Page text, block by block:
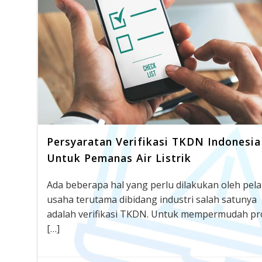
Persyaratan Verifikasi TKDN Indonesia
Untuk Pemanas Air Listrik
Ada beberapa hal yang perlu dilakukan oleh
usaha terutama dibidang industri salah satunya
adalah verifikasi TKDN. Untuk mempermudah
[…]